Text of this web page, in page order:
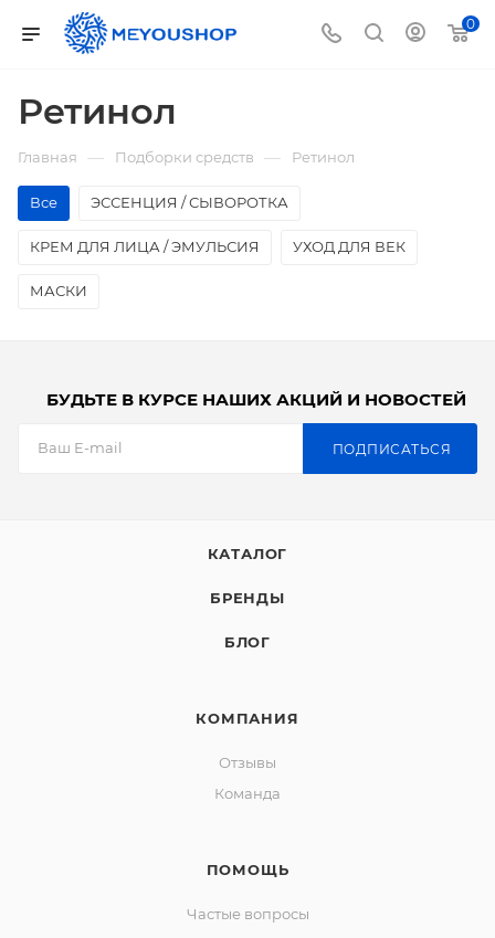
0
Ретинол
Главная — Подборки средств — Ретинол
Все ЭССЕНЦИЯ / СЫВОРОТКА
КРЕМ ДЛЯ ЛИЦА / ЭМУЛЬСИЯ УХОД ДЛЯ ВЕК
МАСКИ
БУДЬТЕ В КУРСЕ НАШИХ АКЦИЙ И НОВОСТЕЙ
ПОДПИСАТЬСЯ
КАТАЛОГ
БРЕНДЫ
БЛОГ
КОМПАНИЯ
Отзывы
Команда
ПОМОЩЬ
Частые вопросы